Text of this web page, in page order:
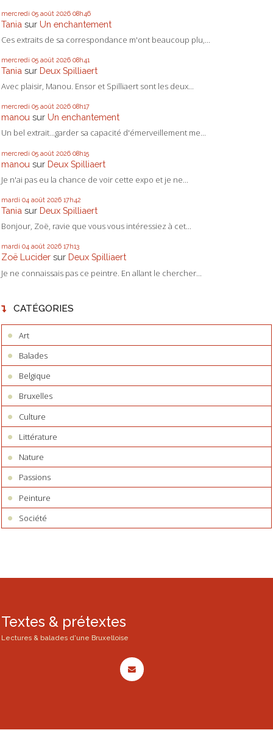
mercredi 05 août 2026 08h46
Tania sur Un enchantement
Ces extraits de sa correspondance m'ont beaucoup plu,...
mercredi 05 août 2026 08h41
Tania sur Deux Spilliaert
Avec plaisir, Manou. Ensor et Spilliaert sont les deux...
mercredi 05 août 2026 08h17
manou sur Un enchantement
Un bel extrait...garder sa capacité d'émerveillement me...
mercredi 05 août 2026 08h15
manou sur Deux Spilliaert
Je n'ai pas eu la chance de voir cette expo et je ne...
mardi 04 août 2026 17h42
Tania sur Deux Spilliaert
Bonjour, Zoë, ravie que vous vous intéressiez à cet...
mardi 04 août 2026 17h13
Zoë Lucider sur Deux Spilliaert
Je ne connaissais pas ce peintre. En allant le chercher...
CATÉGORIES
Art
Balades
Belgique
Bruxelles
Culture
Littérature
Nature
Passions
Peinture
Société
Textes & prétextes
Lectures & balades d'une Bruxelloise